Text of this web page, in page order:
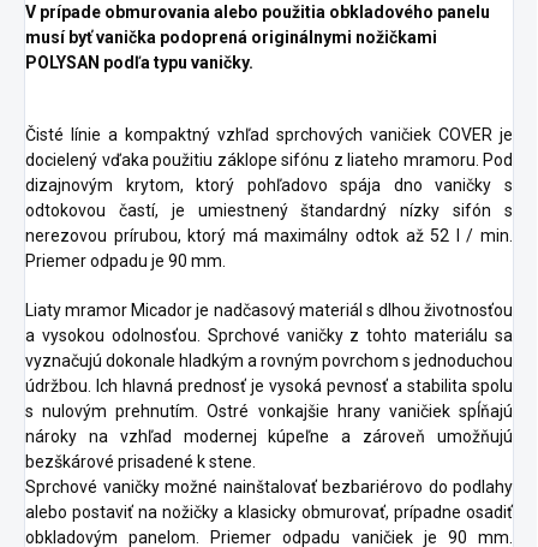
V prípade obmurovania alebo použitia obkladového panelu
musí byť vanička podoprená originálnymi nožičkami
POLYSAN podľa typu vaničky.
Čisté línie a kompaktný vzhľad sprchových vaničiek COVER je
docielený vďaka použitiu záklope sifónu z liateho mramoru. Pod
dizajnovým krytom, ktorý pohľadovo spája dno vaničky s
odtokovou častí, je umiestnený štandardný nízky sifón s
nerezovou prírubou, ktorý má maximálny odtok až 52 l / min.
Priemer odpadu je 90 mm.
Liaty mramor Micador je nadčasový materiál s dlhou životnosťou
a vysokou odolnosťou. Sprchové vaničky z tohto materiálu sa
vyznačujú dokonale hladkým a rovným povrchom s jednoduchou
údržbou. Ich hlavná prednosť je vysoká pevnosť a stabilita spolu
s nulovým prehnutím. Ostré vonkajšie hrany vaničiek spĺňajú
nároky na vzhľad modernej kúpeľne a zároveň umožňujú
bezškárové prisadené k stene.
Sprchové vaničky možné nainštalovať bezbariérovo do podlahy
alebo postaviť na nožičky a klasicky obmurovať, prípadne osadiť
obkladovým panelom. Priemer odpadu vaničiek je 90 mm.